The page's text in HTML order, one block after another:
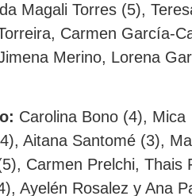
Magali Torres (5),
Carmen García-
Merino, Lorena
Carolina Bono (4), Mica
Aitana Santomé (3),
Carmen Prelchi, Thais
Ayelén Rosalez y Ana